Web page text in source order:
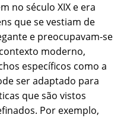
no século XIX e era
que se vestiam de
e preocupavam-se
moderno,
específicos como a
ser adaptado para
que são vistos
Por exemplo,